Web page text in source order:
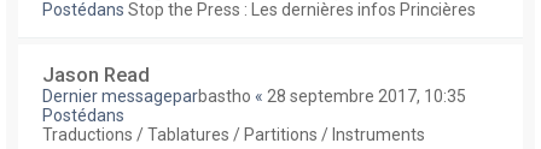
Postédans Stop the Press : Les dernières infos Princières
Jason Read
Dernier messageparbastho « 28 septembre 2017, 10:35
Postédans
Traductions / Tablatures / Partitions / Instruments